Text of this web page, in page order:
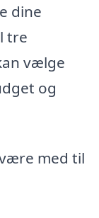
dine
tre
vælge
og
med til